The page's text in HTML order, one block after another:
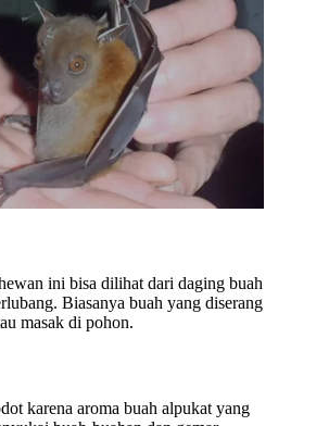
ini bisa dilihat dari daging buah
Biasanya buah yang diserang
masak di pohon.
karena aroma buah alpukat yang